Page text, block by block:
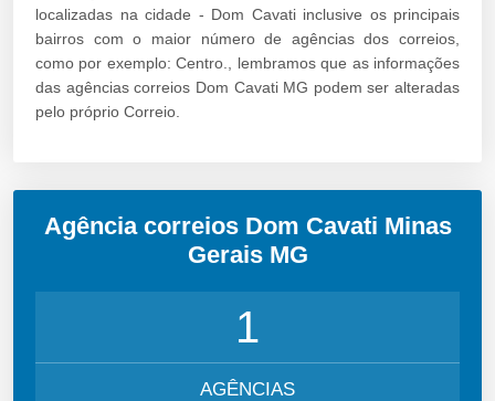
localizadas na cidade - Dom Cavati inclusive os principais
bairros com o maior número de agências dos correios,
como por exemplo: Centro., lembramos que as informações
das agências correios Dom Cavati MG podem ser alteradas
pelo próprio Correio.
Agência correios Dom Cavati Minas
Gerais MG
1
AGÊNCIAS